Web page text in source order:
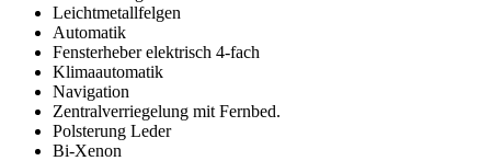
Leichtmetallfelgen
Automatik
Fensterheber elektrisch 4-fach
Klimaautomatik
Navigation
Zentralverriegelung mit Fernbed.
Polsterung Leder
Bi-Xenon